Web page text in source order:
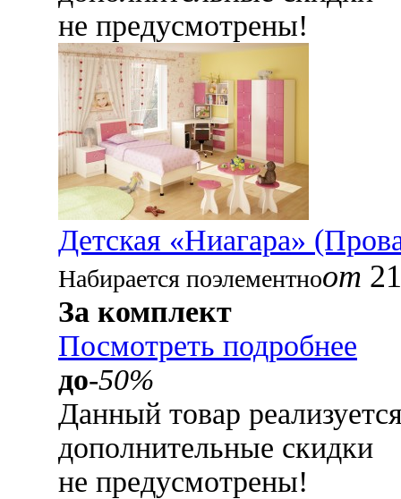
не предусмотрены!
Детская «Ниагара»
Набирается поэлементноот
За комплект
Посмотреть подробнее
до-50%
Данный товар
дополнительные скидки
не предусмотрены!